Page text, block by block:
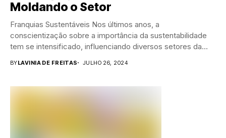
Moldando o Setor
Franquias Sustentáveis Nos últimos anos, a
conscientização sobre a importância da sustentabilidade
tem se intensificado, influenciando diversos setores da
BYLAVINIA DE FREITAS JULHO 26, 2024